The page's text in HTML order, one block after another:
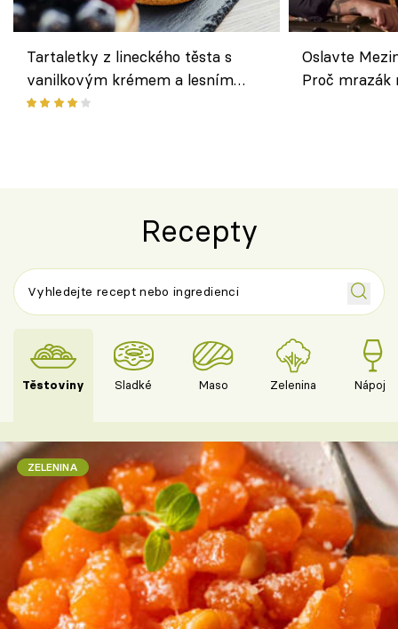
Tartaletky z lineckého těsta s
vanilkovým krémem a lesním
ovocem podle Bread Society
Oslavte
Proč
Recepty
Těstoviny Sladké Maso Zelenina Nápoje
ZELENINA